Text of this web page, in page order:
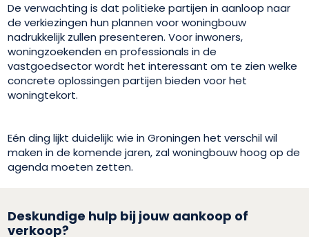
De verwachting is dat politieke partijen in aanloop naar
de verkiezingen hun plannen voor woningbouw
nadrukkelijk zullen presenteren. Voor inwoners,
woningzoekenden en professionals in de
vastgoedsector wordt het interessant om te zien welke
concrete oplossingen partijen bieden voor het
woningtekort.
Eén ding lijkt duidelijk: wie in Groningen het verschil wil
maken in de komende jaren, zal woningbouw hoog op de
agenda moeten zetten.
Deskundige hulp bij jouw aankoop of
verkoop?